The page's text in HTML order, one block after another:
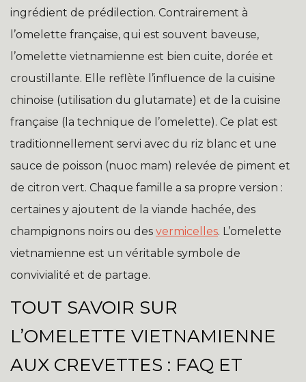
ingrédient de prédilection. Contrairement à
l’omelette française, qui est souvent baveuse,
l’omelette vietnamienne est bien cuite, dorée et
croustillante. Elle reflète l’influence de la cuisine
chinoise (utilisation du glutamate) et de la cuisine
française (la technique de l’omelette). Ce plat est
traditionnellement servi avec du riz blanc et une
sauce de poisson (nuoc mam) relevée de piment et
de citron vert. Chaque famille a sa propre version :
certaines y ajoutent de la viande hachée, des
champignons noirs ou des vermicelles. L’omelette
vietnamienne est un véritable symbole de
convivialité et de partage.
TOUT SAVOIR SUR
L’OMELETTE VIETNAMIENNE
AUX CREVETTES : FAQ ET